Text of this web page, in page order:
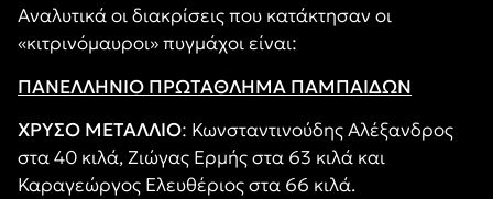
Αναλυτικά οι διακρίσεις που κατάκτησαν οι
«κιτρινόμαυροι» πυγμάχοι είναι:
ΠΑΝΕΛΛΗΝΙΟ ΠΡΩΤΑΘΛΗΜΑ ΠΑΜΠΑΙΔΩΝ
ΧΡΥΣΟ ΜΕΤΑΛΛΙΟ: Κωνσταντινούδης Αλέξανδρος
στα 40 κιλά, Ζιώγας Ερμής στα 63 κιλά και
Καραγεώργος Ελευθέριος στα 66 κιλά.